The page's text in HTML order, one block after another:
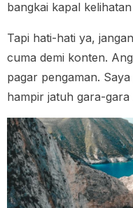
bangkai kapal
Tapi hati-hati ya,
cuma demi konten.
pagar pengaman.
hampir jatuh gara-